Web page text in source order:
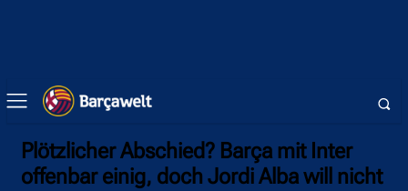
Plötzlicher Abschied? Barça mit Inter
offenbar einig, doch Jordi Alba will nicht